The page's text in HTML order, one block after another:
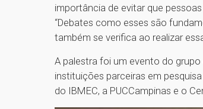
importância de evitar que
“Debates como esses são
também se verifica ao realizar
A palestra foi um evento do
instituições parceiras em
do IBMEC, a PUCCampinas e o